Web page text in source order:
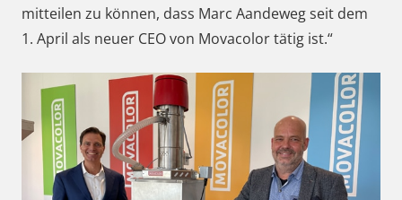
mitteilen zu können, dass Marc Aandeweg seit dem
1. April als neuer CEO von Movacolor tätig ist.“